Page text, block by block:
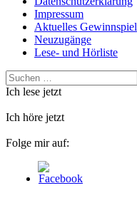
Impressum
Aktuelles Gewinnspiel
Neuzugänge
Lese- und Hörliste
Suchen
nach:
Ich lese jetzt
Ich höre jetzt
Folge mir auf: